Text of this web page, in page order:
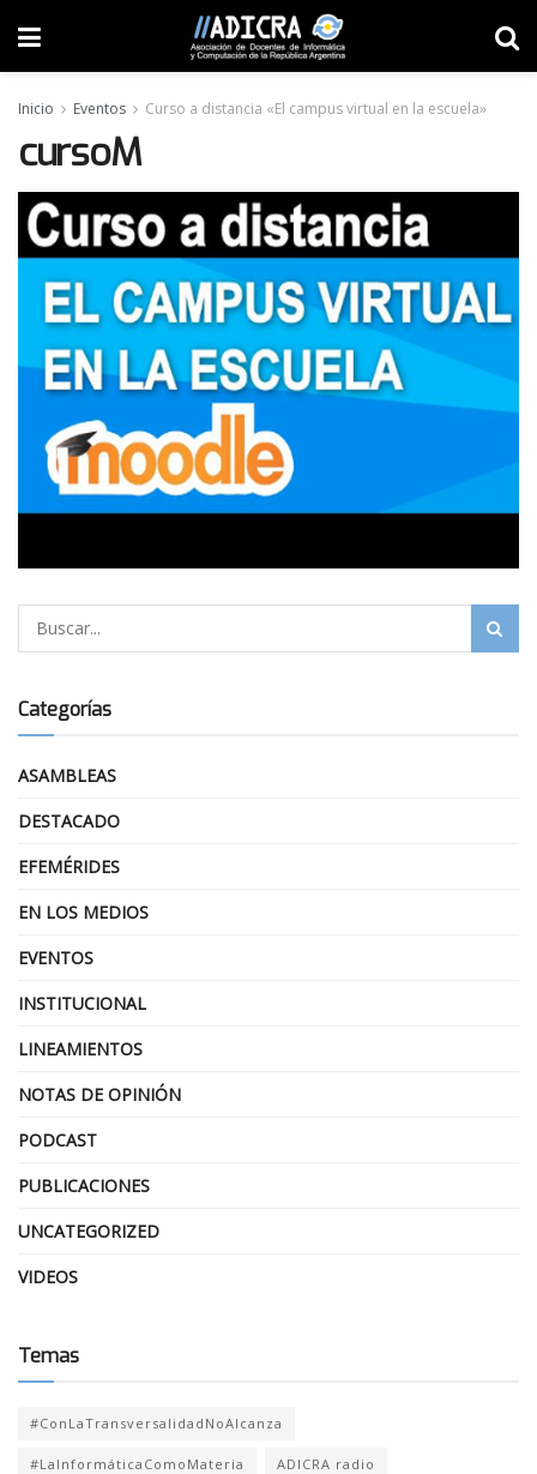
Inicio Eventos Curso a distancia «El campus virtual en la escuela»
cursoM
Categorías
ASAMBLEAS
DESTACADO
EFEMÉRIDES
EN LOS MEDIOS
EVENTOS
INSTITUCIONAL
LINEAMIENTOS
NOTAS DE OPINIÓN
PODCAST
PUBLICACIONES
UNCATEGORIZED
VIDEOS
Temas
#ConLaTransversalidadNoAlcanza
#LaInformáticaComoMateria ADICRA radio